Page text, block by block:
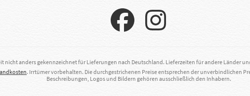
nicht anders gekennzeichnet für Lieferungen nach Deutschland. Lieferzeiten für andere Länder
. Irrtümer vorbehalten. Die durchgestrichenen Preise entsprechen der unverbindlichen
Beschreibungen, Logos und Bildern gehören ausschließlich den Inhabern.